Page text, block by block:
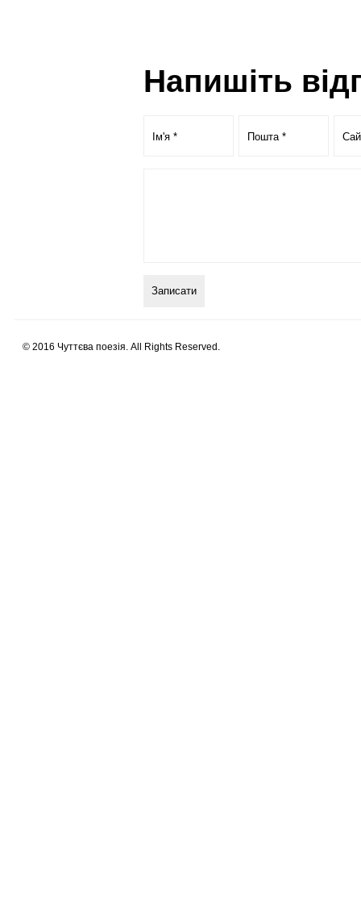
Напишіть
© 2016 Чуттєва поезія. All Rights Reserved.